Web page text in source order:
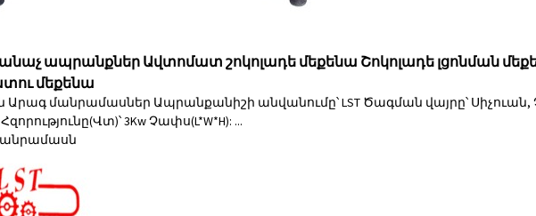
ապրանքներ Ավտոմատ շոկոլադե մեքենա Շոկոլադե լցոնման
մեքենա
Արագ մանրամասներ Ապրանքանիշի անվանումը՝ LST Ծագման վայրը՝ Սիչուան,
3Kw Չափս(L*W*H): ...